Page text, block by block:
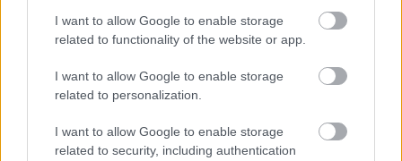
I want to allow Google to enable storage
related to functionality of the website or app.
I want to allow Google to enable storage
related to personalization.
I want to allow Google to enable storage
related to security, including authentication
Ha kémekről hallunk, elsősorban James Bond, az
amerikai filmek hidegháborús hősei és hihetetlennek